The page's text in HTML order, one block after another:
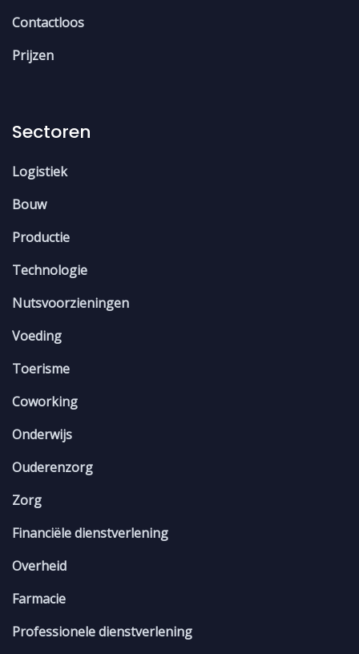
Contactloos
Prijzen
Sectoren
Logistiek
Bouw
Productie
Technologie
Nutsvoorzieningen
Voeding
Toerisme
Coworking
Onderwijs
Ouderenzorg
Zorg
Financiële dienstverlening
Overheid
Farmacie
Professionele dienstverlening